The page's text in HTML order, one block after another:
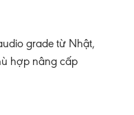
grade từ Nhật,
hợp nâng cấp